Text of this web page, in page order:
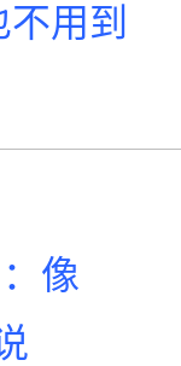
用到
像